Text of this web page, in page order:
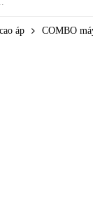
áp COMBO